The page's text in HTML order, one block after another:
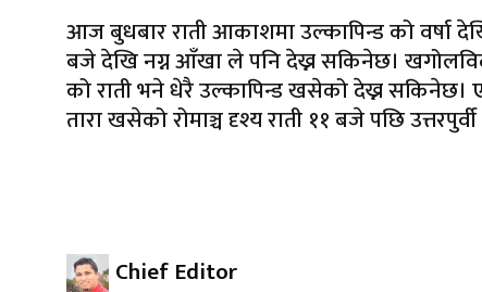
आज बुधबार राती आकाशमा उल्कापिन्ड को वर्षा
बजे देखि नग्न आँखा ले पनि देख्न सकिनेछ।
को राती भने धेरै उल्कापिन्ड खसेको देख्न सकिनेछ।
तारा खसेको रोमाञ्च दृश्य राती ११ बजे पछि
Chief Editor